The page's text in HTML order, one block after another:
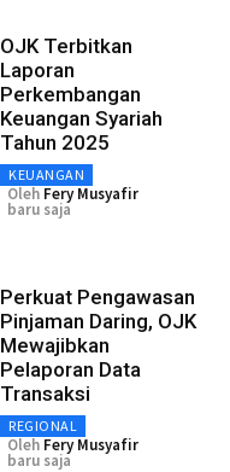
OJK Terbitkan
Laporan
Perkembangan
Keuangan Syariah
Tahun 2025
KEUANGAN
Oleh Fery Musyafir
baru saja
Perkuat Pengawasan
Pinjaman Daring, OJK
Mewajibkan
Pelaporan Data
Transaksi
REGIONAL
Oleh Fery Musyafir
baru saja